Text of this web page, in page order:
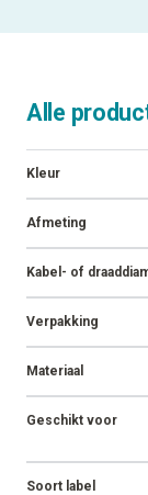
Alle
Kleur
Afmeting
Kabel- of
Verpakking
Materiaal
Geschikt voor
Soort label